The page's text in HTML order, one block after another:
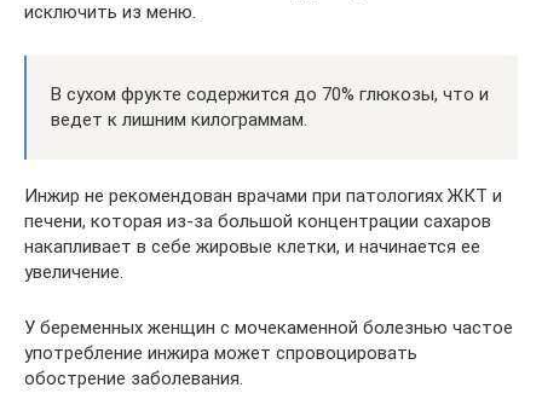
исключить из меню.
В сухом фрукте содержится до 70% глюкозы, что и
ведет к лишним килограммам.
Инжир не рекомендован врачами при патологиях ЖКТ и
печени, которая из-за большой концентрации сахаров
накапливает в себе жировые клетки, и начинается ее
увеличение.
У беременных женщин с мочекаменной болезнью частое
употребление инжира может спровоцировать
обострение заболевания.